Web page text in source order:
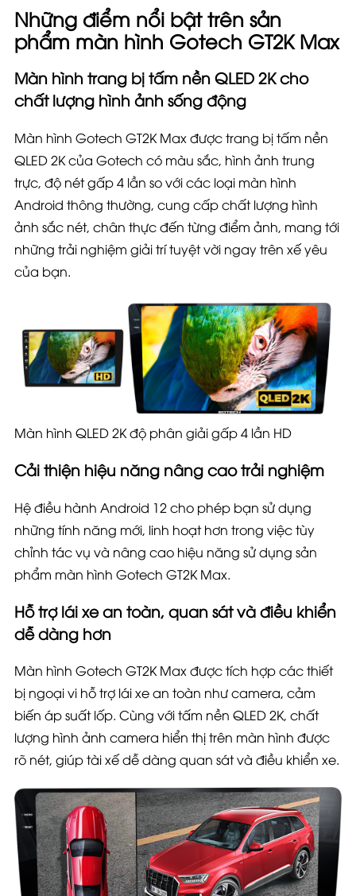
Những điểm nổi bật trên sản
phẩm màn hình Gotech GT2K Max
Màn hình trang bị tấm nền QLED 2K cho
chất lượng hình ảnh sống động
Màn hình Gotech GT2KMaxđược trang bị tấm nền
QLED 2K của Gotech có màu sắc, hình ảnh trung
trực, độ nét gấp 4 lần so với các loại màn hình
Android thông thường, cung cấp chất lượng hình
ảnh sắc nét, chân thực đến từng điểm ảnh, mang tới
những trải nghiệm giải trí tuyệt vời ngay trên xế yêu
của bạn.
Màn hình QLED 2K độ phân giải gấp 4 lần HD
Cải thiện hiệu năng nâng cao trải nghiệm
Hệ điều hành Android 12 cho phép bạn sử dụng
những tính năng mới, linh hoạt hơn trong việc tùy
chỉnh tác vụ và nâng cao hiệu năng sử dụng sản
phẩm màn hình Gotech GT2KMax.
Hỗ trợ lái xe an toàn, quan sát và điều khiển
dễ dàng hơn
Màn hình Gotech GT2KMaxđược tích hợp các thiết
bị ngoại vi hỗ trợ lái xe an toàn như camera, cảm
biến áp suất lốp. Cùng với tấm nền QLED 2K, chất
lượng hình ảnh camera hiển thị trên màn hình được
rõ nét, giúp tài xế dễ dàng quan sát và điều khiển xe.